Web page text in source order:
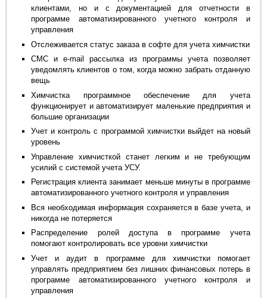
клиентами, но и с документацией для отчетности в
программе автоматизированного учетного контроля и
управления
Отслеживается статус заказа в софте для учета химчистки
СМС и e-mail рассылка из программы учета позволяет
уведомлять клиентов о том, когда можно забрать отданную
вещь
Химчистка программное обеспечение для учета
функционирует и автоматизирует маленькие предприятия и
большие организации
Учет и контроль с программой химчистки выйдет на новый
уровень
Управление химчисткой станет легким и не требующим
усилий с системой учета УСУ.
Регистрация клиента занимает меньше минуты в программе
автоматизированного учетного контроля и управления
Вся необходимая информация сохраняется в базе учета, и
никогда не потеряется
Распределение ролей доступа в программе учета
помогают контролировать все уровни химчистки
Учет и аудит в программе для химчистки помогает
управлять предприятием без лишних финансовых потерь в
программе автоматизированного учетного контроля и
управления